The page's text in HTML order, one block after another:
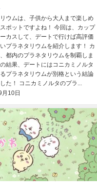
ウムは、子供から大人まで楽しめ
ポットですよね！ 今回は、カップ
カスして、デートで行けば高評価
プラネタリウムを紹介します！ カ
都内のプラネタリウムを制覇しま
結果、デートにはコニカミノルタ
プラネタリウムが別格という結論
た！ コニカミノルタのプラ...
10日